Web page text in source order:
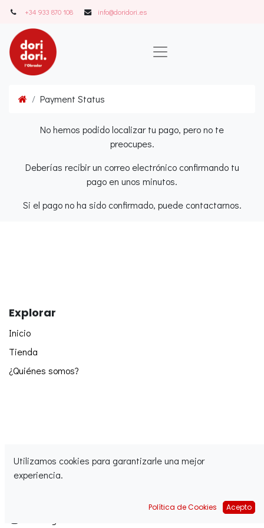
+34 933 870 108 info@doridori..es
Payment Status
No hemos podido localizar tu pago, pero no te
preocupes.
Deberías recibir un correo electrónico confirmando tu
pago en unos minutos.
Si el pago no ha sido confirmado, puede contactarnos.
Explorar
Inicio
Tienda
¿Quiénes somos?
Síguenos
Utilizamos cookies para garantizarle una mejor
experiencia.
Política de Cookies Acepto